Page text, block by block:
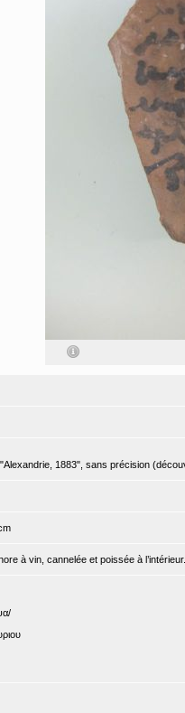
1883", sans précision
à vin, cannelée et poissée à